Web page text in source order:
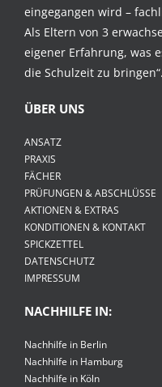
eingegangen wird –
Als Eltern von 3
eigener Erfahrung, was
die Schulzeit zu bringen“.
ÜBER UNS
ANSATZ
PRAXIS
FÄCHER
PRÜFUNGEN & ABSCHLÜSSE
AKTIONEN & EXTRAS
KONDITIONEN & KONTAKT
SPICKZETTEL
DATENSCHUTZ
IMPRESSUM
NACHHILFE IN:
Nachhilfe in Berlin
Nachhilfe in Hamburg
Nachhilfe in Köln